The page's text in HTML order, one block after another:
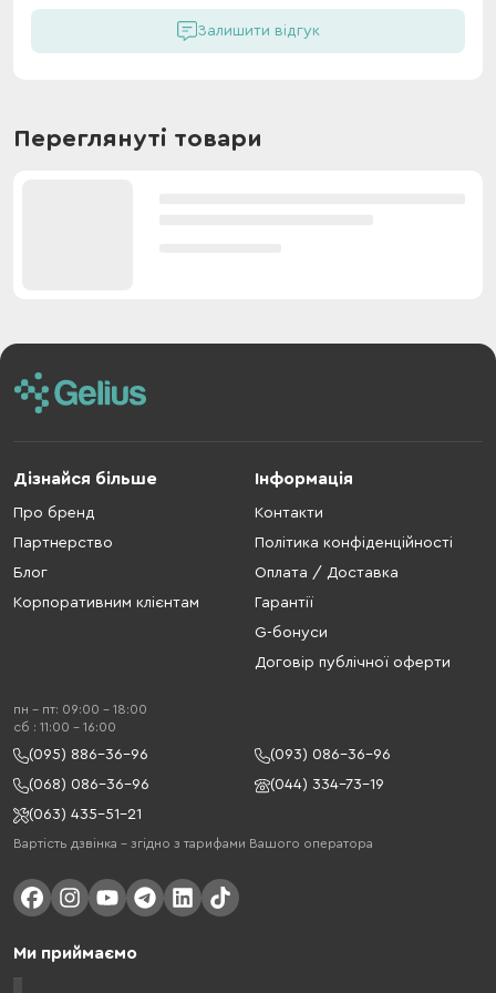
Залишити відгук
Переглянуті товари
Дізнайся більше
Про бренд
Партнерство
Блог
Корпоративним клієнтам
Інформація
Контакти
Політика конфіденційності
Оплата / Доставка
Гарантії
G-бонуси
Договір публічної оферти
пн - пт: 09:00 - 18:00
cб : 11:00 - 16:00
(095) 886-36-96
(093) 086-36-96
(068) 086-36-96
(044) 334-73-19
(063) 435-51-21
Вартість дзвінка – згідно з тарифами Вашого оператора
Ми приймаємо